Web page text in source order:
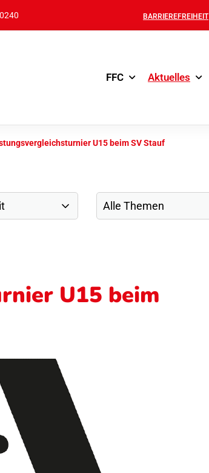
BARRIEREFREIHEIT
FFC Aktuelles
U15 beim SV Stauf
U15 beim